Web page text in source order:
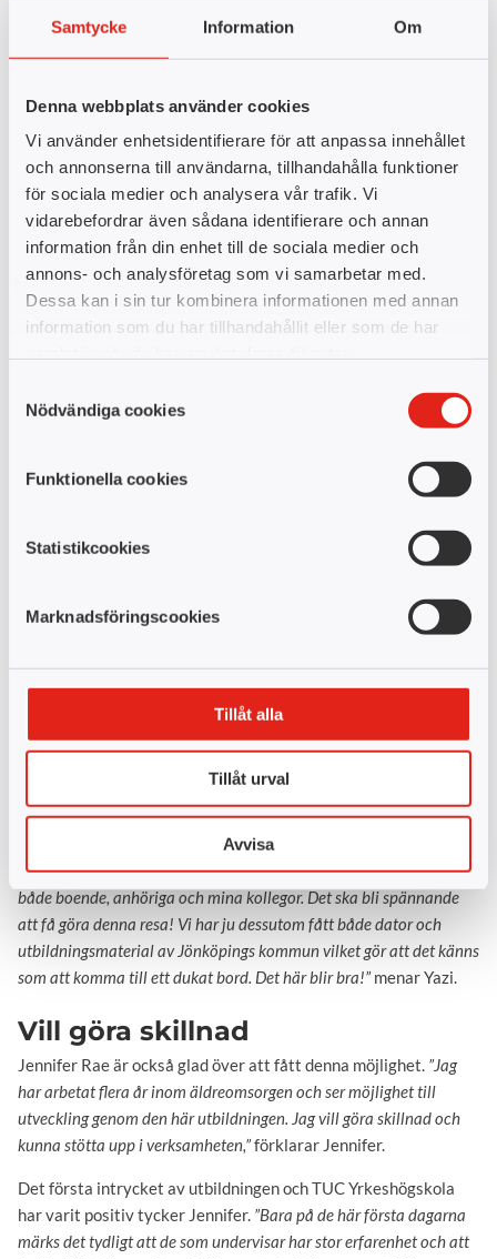
Samtycke Information Om
Denna webbplats använder cookies
Vi använder enhetsidentifierare för att anpassa innehållet
och annonserna till användarna, tillhandahålla funktioner
för sociala medier och analysera vår trafik. Vi
vidarebefordrar även sådana identifierare och annan
information från din enhet till de sociala medier och
annons- och analysföretag som vi samarbetar med.
Dessa kan i sin tur kombinera informationen med annan
information som du har tillhandahållit eller som de har
Nödvändiga cookies
Funktionella cookies
Statistikcookies
Marknadsföringscookies
Tillåt alla
Tillåt urval
Avvisa
intervjuer för att lyfta fram de 24 som skulle få möjligheten att
Vid slutet av de två första introdagarna talar Camilla och Carin
till de studerande och lyfter vikten av deras arbete och
kommande uppdrag.”Ni ska verkligen känna er utvalda. För oss är
ni viktiga och vi ser fram emot att få fira er den 18 december 2026
när ni tar examen och kan påbörja ert värdefulla arbete,”säger
Camilla till undersköterskorna.
Att de studerande känner sig uppskattade råder det inget
”Jag känner mig så otroligt glad över att få denna
möjlighet! Vi som arbetar inom äldreomsorgen behöver göra något
säger Yazi Al-Yousifi, som är en av de 24 undersköterskor som
får fortbilda sig.
Yazi ser att utbildningen kommer leda till en förbättrad kvalitet
inom vården.”Med denna formella roll kan jag bli ett bra stöd för
både boende, anhöriga och mina kollegor. Det ska bli spännande
att få göra denna resa! Vi har ju dessutom fått både dator och
utbildningsmaterial av Jönköpings kommun vilket gör att det känns
som att komma till ett dukat bord. Det här blir bra!”menar Yazi.
Vill göra skillnad
Jennifer Rae är också glad över att fått denna möjlighet. ”Jag
har arbetat flera år inom äldreomsorgen och ser möjlighet till
utveckling genom den här utbildningen. Jag vill göra skillnad och
kunna stötta upp i verksamheten,”förklarar Jennifer.
Det första intrycket av utbildningen och TUC Yrkeshögskola
har varit positiv tycker Jennifer. ”Bara på de här första dagarna
märks det tydligt att de som undervisar har stor erfarenhet och att